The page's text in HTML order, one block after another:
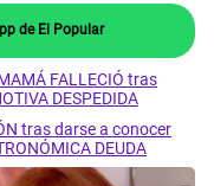
de El Popular
FALLECIÓ tras
DESPEDIDA
tras darse a conocer
DEUDA